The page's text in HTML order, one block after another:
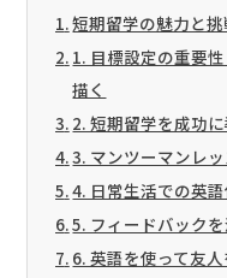
短期留学の魅力と
1. 目標設定の重要
描く
2. 短期留学を成功
3. マンツーマンレ
4. 日常生活での英
5. フィードバック
6. 英語を使って友